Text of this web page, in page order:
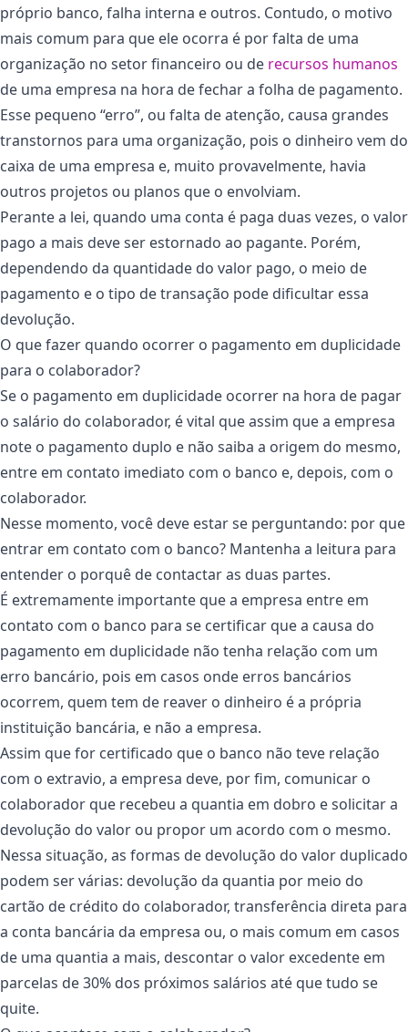
próprio banco, falha interna e outros. Contudo, o motivo
mais comum para que ele ocorra é por falta de uma
organização no setor financeiro ou de recursos humanos
de uma empresa na hora de fechar a folha de pagamento.
Esse pequeno “erro”, ou falta de atenção, causa grandes
transtornos para uma organização, pois o dinheiro vem do
caixa de uma empresa e, muito provavelmente, havia
outros projetos ou planos que o envolviam.
Perante a lei, quando uma conta é paga duas vezes, o valor
pago a mais deve ser estornado ao pagante. Porém,
dependendo da quantidade do valor pago, o meio de
pagamento e o tipo de transação pode dificultar essa
devolução.
O que fazer quando ocorrer o pagamento em duplicidade
para o colaborador?
Se o pagamento em duplicidade ocorrer na hora de pagar
o salário do colaborador, é vital que assim que a empresa
note o pagamento duplo e não saiba a origem do mesmo,
entre em contato imediato com o banco e, depois, com o
colaborador.
Nesse momento, você deve estar se perguntando: por que
entrar em contato com o banco? Mantenha a leitura para
entender o porquê de contactar as duas partes.
É extremamente importante que a empresa entre em
contato com o banco para se certificar que a causa do
pagamento em duplicidade não tenha relação com um
erro bancário, pois em casos onde erros bancários
ocorrem, quem tem de reaver o dinheiro é a própria
instituição bancária, e não a empresa.
Assim que for certificado que o banco não teve relação
com o extravio, a empresa deve, por fim, comunicar o
colaborador que recebeu a quantia em dobro e solicitar a
devolução do valor ou propor um acordo com o mesmo.
Nessa situação, as formas de devolução do valor duplicado
podem ser várias: devolução da quantia por meio do
cartão de crédito do colaborador, transferência direta para
a conta bancária da empresa ou, o mais comum em casos
de uma quantia a mais, descontar o valor excedente em
parcelas de 30% dos próximos salários até que tudo se
quite.